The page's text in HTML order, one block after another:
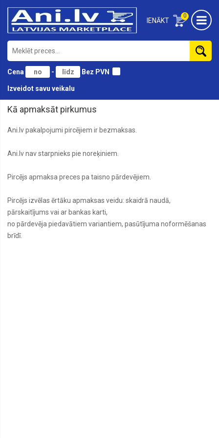
0
IENĀKT
Cena - Bez PVN
Izveidot savu veikalu
Kā apmaksāt pirkumus
Ani.lv pakalpojumi pircējiem ir bezmaksas.
Ani.lv nav starpnieks pie noreķiniem.
Pircējs apmaksa preces pa taisno pārdevējiem.
Pircējs izvēlas ērtāku apmaksas veidu: skaidrā naudā,
pārskaitījums vai ar bankas karti,
no pārdevēja piedavātiem variantiem, pasūtījuma noformēšanas
brīdī.